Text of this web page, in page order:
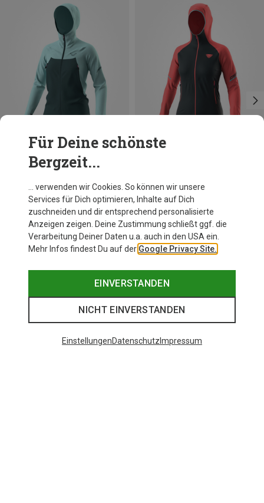
Du sparst 27%
Für Deine schönste
Bergzeit...
… verwenden wir Cookies. So können wir unsere
Services für Dich optimieren, Inhalte auf Dich
zuschneiden und dir entsprechend personalisierte
Anzeigen zeigen. Deine Zustimmung schließt ggf. die
Verarbeitung Deiner Daten u.a. auch in den USA ein.
Mehr Infos findest Du auf der Google Privacy Site.
EINVERSTANDEN
NICHT EINVERSTANDEN
EinstellungenDatenschutz Impressum